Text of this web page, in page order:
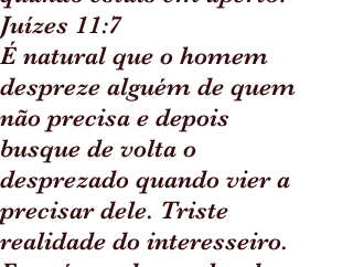
Juízes 11:7
É natural que o homem
despreze alguém de quem
não precisa e depois
busque de volta o
desprezado quando vier a
precisar dele. Triste
realidade do interesseiro.